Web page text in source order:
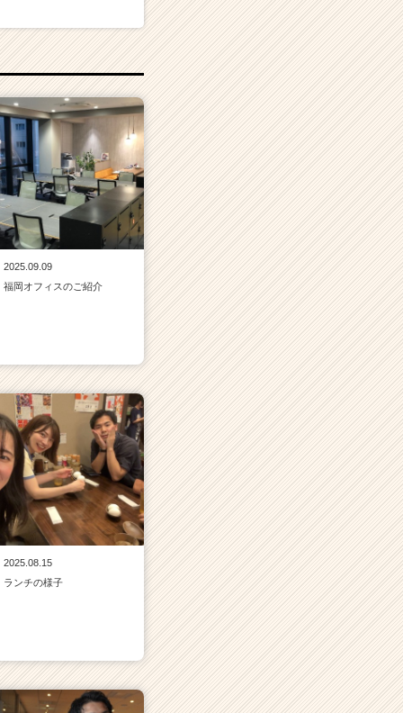
2025.09.09
福岡オフィスのご紹介
2025.08.15
ランチの様子